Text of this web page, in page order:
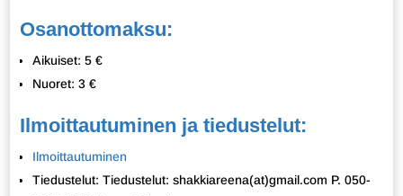
Osanottomaksu:
Aikuiset: 5 €
Nuoret: 3 €
Ilmoittautuminen ja tiedustelut:
Ilmoittautuminen
Tiedustelut: Tiedustelut: shakkiareena(at)gmail.com P. 050-